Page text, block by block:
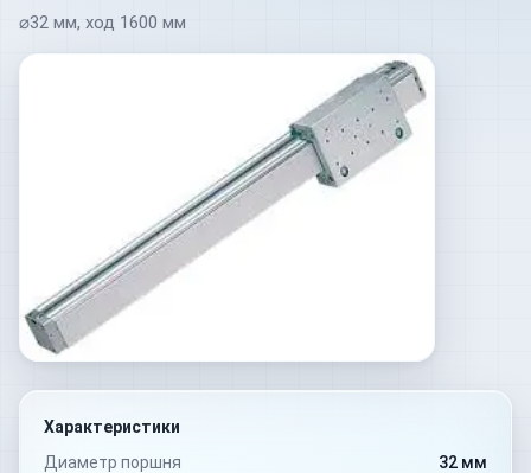
⌀32 мм, ход 1600 мм
Характеристики
Диаметр поршня
32 мм